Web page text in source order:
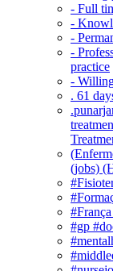
- Full
-
-
-
practice
-
. 61
(jobs)
#gp